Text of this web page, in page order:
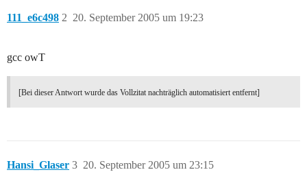
111_e6c498 20. September 2005 um 19:23
2
gcc owT
[Bei dieser Antwort wurde das Vollzitat nachträglich automatisiert entfernt]
Hansi_Glaser 20. September 2005 um 23:15
3